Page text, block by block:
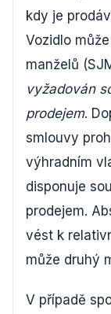
kdy je
Vozidlo
manželů
vyžadován
prodejem.
smlouvy
výhradním
disponuje
prodejem.
vést k
může druhý
V případě